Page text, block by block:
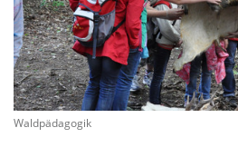
Waldpädagogik